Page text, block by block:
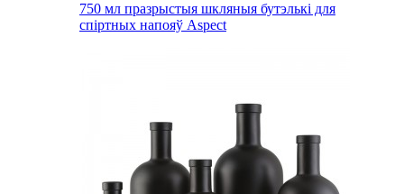
750 мл празрыстыя шкляныя бутэлькі для
спіртных напояў Aspect